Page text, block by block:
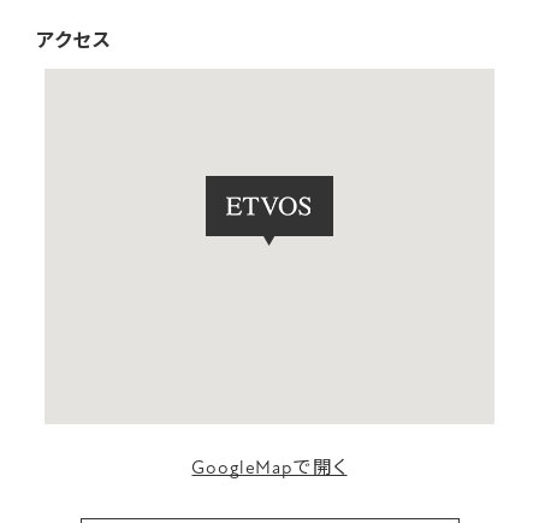
アクセス
GoogleMapで開く